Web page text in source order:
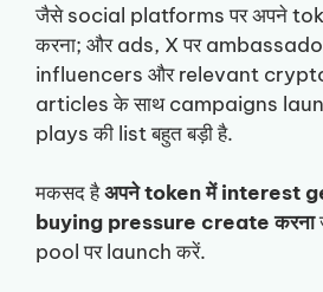
जैसे social platforms पर अपने
करना; और ads, X पर
influencers और relevant
articles के साथ campaigns
plays की list बहुत बड़ी है.
मकसद हैअपने token में interest
buying pressure create करना
pool पर launch करें.